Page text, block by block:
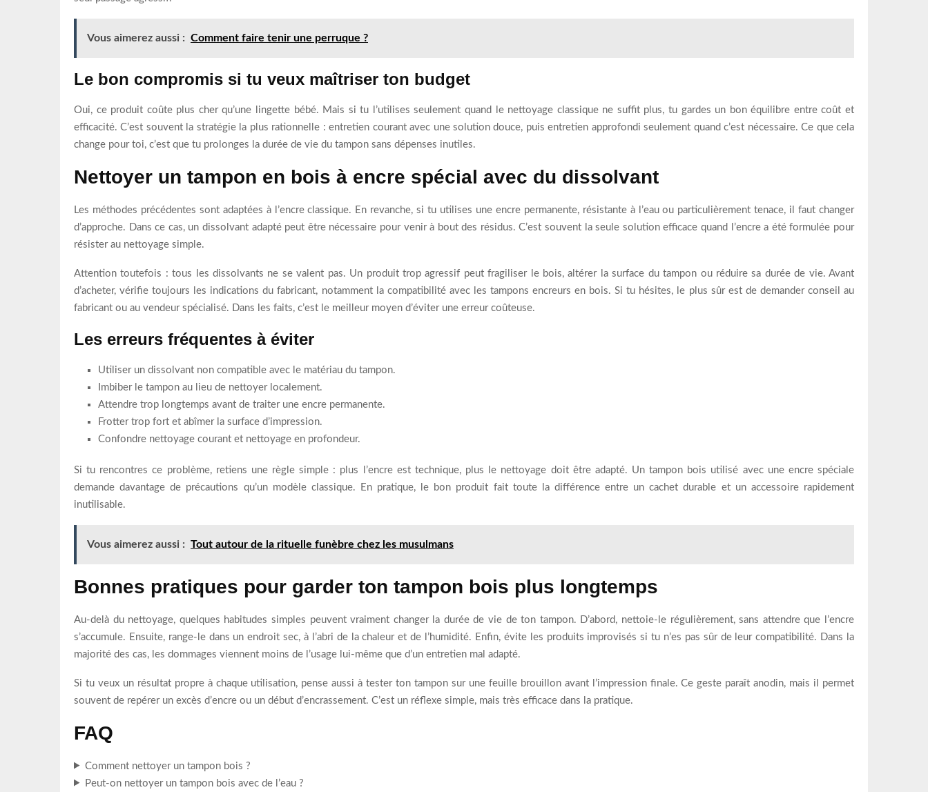
Vous aimerez aussi : Comment faire tenir une perruque ?
Le bon compromis si tu veux maîtriser ton budget
Oui, ce produit coûte plus cher qu’une lingette bébé. Mais si tu l’utilises seulement quand le nettoyage classique ne suffit plus, tu gardes un bon équilibre entre coût et
efficacité. C’est souvent la stratégie la plus rationnelle : entretien courant avec une solution douce, puis entretien approfondi seulement quand c’est nécessaire. Ce que cela
change pour toi, c’est que tu prolonges la durée de vie du tampon sans dépenses inutiles.
Nettoyer un tampon en bois à encre spécial avec du dissolvant
Les méthodes précédentes sont adaptées à l’encre classique. En revanche, si tu utilises une encre permanente, résistante à l’eau ou particulièrement tenace, il faut changer
d’approche. Dans ce cas, un dissolvant adapté peut être nécessaire pour venir à bout des résidus. C’est souvent la seule solution efficace quand l’encre a été formulée pour
résister au nettoyage simple.
Attention toutefois : tous les dissolvants ne se valent pas. Un produit trop agressif peut fragiliser le bois, altérer la surface du tampon ou réduire sa durée de vie. Avant
d’acheter, vérifie toujours les indications du fabricant, notamment la compatibilité avec les tampons encreurs en bois. Si tu hésites, le plus sûr est de demander conseil au
fabricant ou au vendeur spécialisé. Dans les faits, c’est le meilleur moyen d’éviter une erreur coûteuse.
Les erreurs fréquentes à éviter
Utiliser un dissolvant non compatible avec le matériau du tampon.
Imbiber le tampon au lieu de nettoyer localement.
Attendre trop longtemps avant de traiter une encre permanente.
Frotter trop fort et abîmer la surface d’impression.
Confondre nettoyage courant et nettoyage en profondeur.
Si tu rencontres ce problème, retiens une règle simple : plus l’encre est technique, plus le nettoyage doit être adapté. Un tampon bois utilisé avec une encre spéciale
demande davantage de précautions qu’un modèle classique. En pratique, le bon produit fait toute la différence entre un cachet durable et un accessoire rapidement
inutilisable.
Vous aimerez aussi : Tout autour de la rituelle funèbre chez les musulmans
Bonnes pratiques pour garder ton tampon bois plus longtemps
Au-delà du nettoyage, quelques habitudes simples peuvent vraiment changer la durée de vie de ton tampon. D’abord, nettoie-le régulièrement, sans attendre que l’encre
s’accumule. Ensuite, range-le dans un endroit sec, à l’abri de la chaleur et de l’humidité. Enfin, évite les produits improvisés si tu n’es pas sûr de leur compatibilité. Dans la
majorité des cas, les dommages viennent moins de l’usage lui-même que d’un entretien mal adapté.
Si tu veux un résultat propre à chaque utilisation, pense aussi à tester ton tampon sur une feuille brouillon avant l’impression finale. Ce geste paraît anodin, mais il permet
souvent de repérer un excès d’encre ou un début d’encrassement. C’est un réflexe simple, mais très efficace dans la pratique.
FAQ
Comment nettoyer un tampon bois ?
Peut-on nettoyer un tampon bois avec de l’eau ?